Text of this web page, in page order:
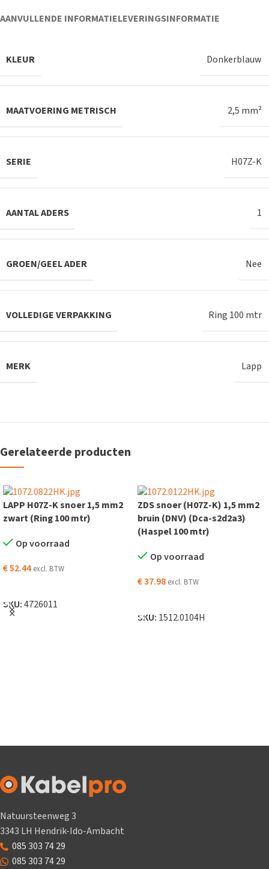
AANVULLENDE INFORMATIELEVERINGSINFORMATIE
KLEUR Donkerblauw
MAATVOERING METRISCH 2,5 mm²
SERIE H07Z-K
AANTAL ADERS 1
GROEN/GEEL ADER Nee
VOLLEDIGE VERPAKKING Ring 100 mtr
MERK Lapp
Gerelateerde producten
LAPP H07Z-K snoer 1,5 mm2
zwart (Ring 100 mtr)
Op voorraad
€52.44 excl. BTW
SKU:4726011
ZDS snoer (H07Z-K) 1,5 mm2
bruin (DNV) (Dca-s2d2a3)
(Haspel 100 mtr)
Op voorraad
€37.98 excl. BTW
SKU: 1512.0104H
Natuursteenweg 3
3343 LH Hendrik-Ido-Ambacht
085 303 74 29
085 303 74 29